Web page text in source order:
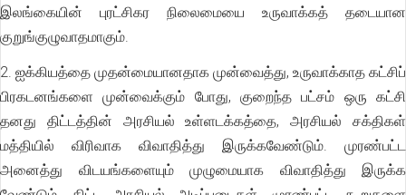
இலங்கையின் புரட்சிகர நிலைமையை உருவாக்கத் தடையான
குறுங்குழுவாதமாகும்.
2. ஐக்கியத்தை முதன்மையானதாக முன்வைத்து, உருவாக்காத கட்சிப்
பிரகடனங்களை முன்வைக்கும் போது, குறைந்த பட்சம் ஒரு கட்சி
தனது திட்டத்தின் அரசியல் உள்ளடக்கத்தை, அரசியல் சக்திகள்
மத்தியில் விரிவாக விவாதித்து இருக்கவேண்டும். முரண்பட்ட
அனைத்து விடயங்களையும் முழுமையாக விவாதித்து இருக்க